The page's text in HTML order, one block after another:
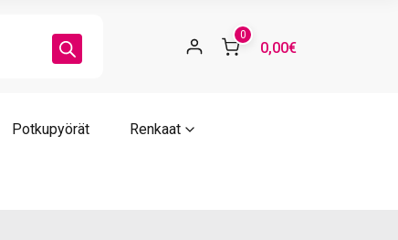
0
0,00€
Potkupyörät Renkaat